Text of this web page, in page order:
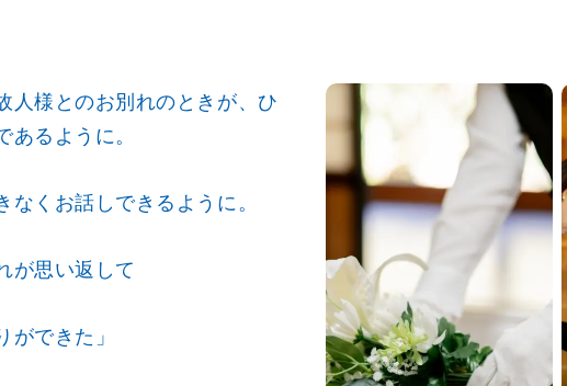
人様とのお別れのときが、ひ
るように。
くお話しできるように。
が思い返して
ができた」